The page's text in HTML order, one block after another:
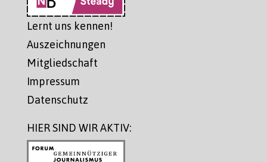
Lernt uns kennen!
Auszeichnungen
Mitgliedschaft
Impressum
Datenschutz
HIER SIND WIR AKTIV: